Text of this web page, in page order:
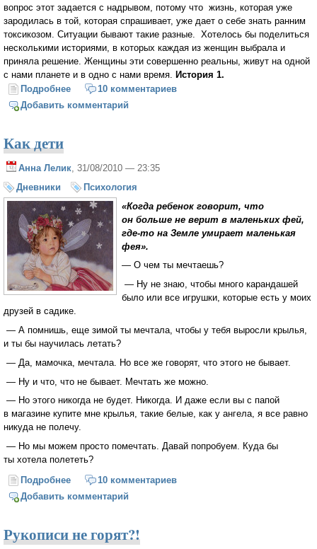
вопрос этот задается с надрывом, потому что жизнь, которая уже
зародилась в той, которая спрашивает, уже дает о себе знать ранним
токсикозом. Ситуации бывают такие разные. Хотелось бы поделиться
несколькими историями, в которых каждая из женщин выбрала и
приняла решение. Женщины эти совершенно реальны, живут на одной
с нами планете и в одно с нами время. История 1.
Подробнее о «неДЕТСКИЙ вопрос»
10 комментариев
Добавить комментарий
Как дети
Анна Лелик, 31/08/2010 — 23:35
Дневники
Психология
«Когда ребенок говорит, что
он больше не верит в маленьких фей,
где-то на Земле умирает маленькая
фея».
— О чем ты мечтаешь?
— Ну не знаю, чтобы много карандашей
было или все игрушки, которые есть у моих
друзей в садике.
— А помнишь, еще зимой ты мечтала, чтобы у тебя выросли крылья,
и ты бы научилась летать?
— Да, мамочка, мечтала. Но все же говорят, что этого не бывает.
— Ну и что, что не бывает. Мечтать же можно.
— Но этого никогда не будет. Никогда. И даже если вы с папой
в магазине купите мне крылья, такие белые, как у ангела, я все равно
никуда не полечу.
— Но мы можем просто помечтать. Давай попробуем. Куда бы
ты хотела полететь?
Подробнее о Как дети10 комментариев
Добавить комментарий
Рукописи не горят?!